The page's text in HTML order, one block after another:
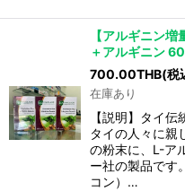
【アルギニン増
＋アルギニン
700.00THB(税
在庫あり
【説明】タイ
タイの人々に親
の粉末に、L-ア
ー社の製品です
コン）…